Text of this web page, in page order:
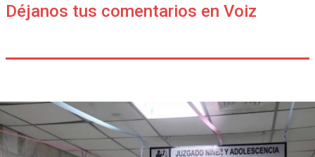
Déjanos tus comentarios en Voiz